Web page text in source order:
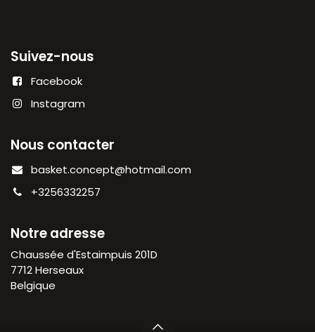
Suivez-nous
Facebook
Instagram
Nous contacter
basket.concept@hotmail.com
+3256332257
Notre adresse
Chaussée d'Estaimpuis 201D
7712 Herseaux
Belgique